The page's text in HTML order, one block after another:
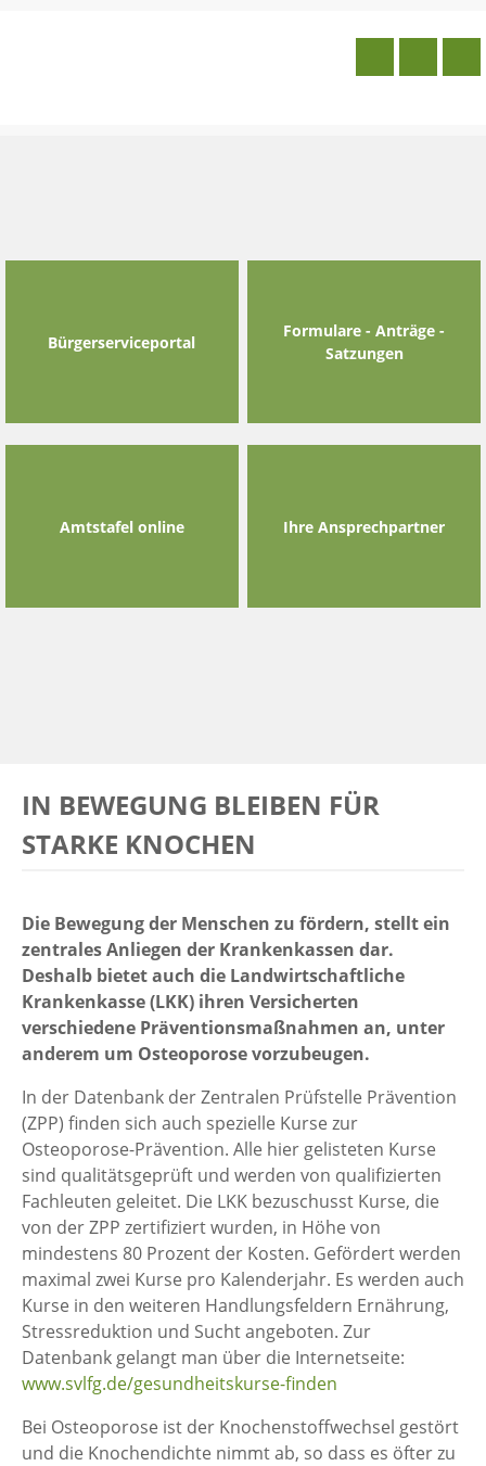
Bürgerserviceportal
Formulare - Anträge -
Satzungen
Amtstafel online Ihre Ansprechpartner
IN BEWEGUNG BLEIBEN FÜR
STARKE KNOCHEN
Die Bewegung der Menschen zu fördern, stellt ein
zentrales Anliegen der Krankenkassen dar.
Deshalb bietet auch die Landwirtschaftliche
Krankenkasse (LKK) ihren Versicherten
verschiedene Präventionsmaßnahmen an, unter
anderem um Osteoporose vorzubeugen.
In der Datenbank der Zentralen Prüfstelle Prävention
(ZPP) finden sich auch spezielle Kurse zur
Osteoporose-Prävention. Alle hier gelisteten Kurse
sind qualitätsgeprüft und werden von qualifizierten
Fachleuten geleitet. Die LKK bezuschusst Kurse, die
von der ZPP zertifiziert wurden, in Höhe von
mindestens 80 Prozent der Kosten. Gefördert werden
maximal zwei Kurse pro Kalenderjahr. Es werden auch
Kurse in den weiteren Handlungsfeldern Ernährung,
Stressreduktion und Sucht angeboten. Zur
Datenbank gelangt man über die Internetseite:
www.svlfg.de/gesundheitskurse-finden
Bei Osteoporose ist der Knochenstoffwechsel gestört
und die Knochendichte nimmt ab, so dass es öfter zu